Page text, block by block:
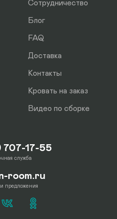
Сотрудничество
Блог
FAQ
Доставка
Контакты
Кровать на заказ
Видео по сборке
17-55
служба
room.ru
предложения